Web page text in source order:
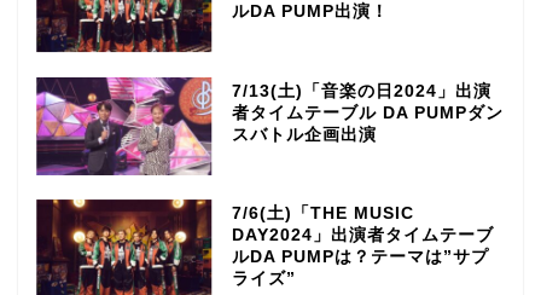
ルDA PUMP出演！
7/13(土)「音楽の日2024」出演
者タイムテーブル DA PUMPダン
スバトル企画出演
7/6(土)「THE MUSIC
DAY2024」出演者タイムテーブ
ルDA PUMPは？テーマは”サプ
ライズ”